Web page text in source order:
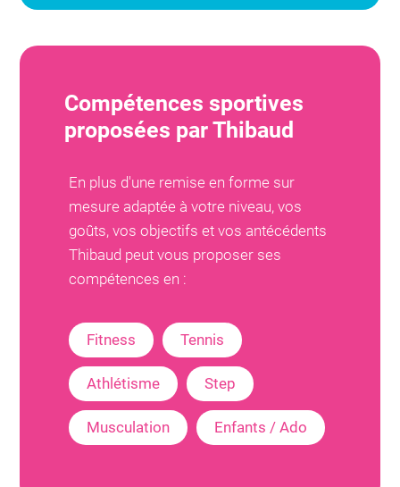
Compétences sportives
proposées parThibaud
En plus d'une remise en forme sur
mesure adaptée à votre niveau, vos
goûts, vos objectifs et vos antécédents
Thibaud peut vous proposer ses
compétences en :
Fitness Tennis
Athlétisme Step
Musculation Enfants / Ado